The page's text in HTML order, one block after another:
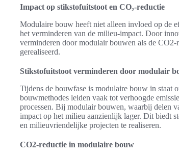
Impact op stikstofuitstoot en CO₂-reductie
Modulaire bouw heeft niet alleen invloed op de
het verminderen van de milieu-impact. Door
verminderen door modulair bouwen als de
gerealiseerd.
Stikstofuitstoot verminderen door modulair
Tijdens de bouwfase is modulaire bouw in staat
bouwmethodes leiden vaak tot verhoogde
processen. Bij modulair bouwen, waarbij delen
impact op het milieu aanzienlijk lager. Dit biedt
en milieuvriendelijke projecten te realiseren.
CO2-reductie in modulaire bouw